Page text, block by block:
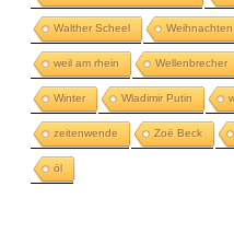
Walther Scheel Weihnachten
weil am rhein Wellenbrecher
Winter Wladimir Putin
zeitenwende Zoë Beck
öl